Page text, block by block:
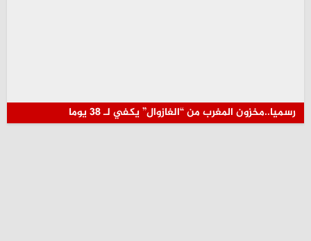
رسميا..مخزون المغرب من “الغازوال” يكفي لـ 38 يوما